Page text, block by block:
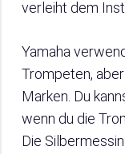
verleiht dem
Yamaha
Trompeten,
Marken. Du
wenn du die
Die